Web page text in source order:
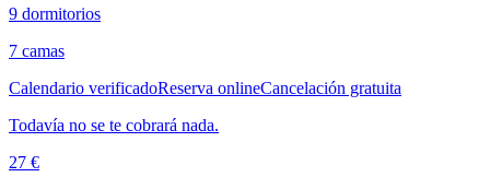
9 dormitorios
7 camas
Calendario verificadoReserva onlineCancelación gratuita
Todavía no se te cobrará nada.
27 €